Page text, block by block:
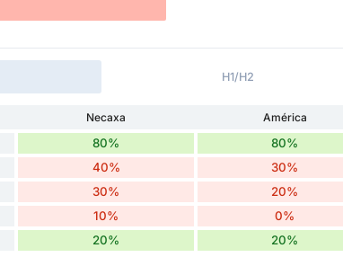
H1/H2
Necaxa
América
80% 80%
40% 30%
30% 20%
10% 0%
20% 20%